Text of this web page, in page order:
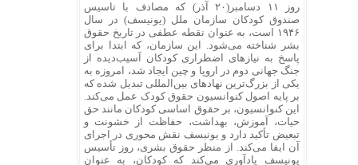
روز ۱۱ دسامبر(۲۰ آذر) که مصادف با تاسیس
صندوق کودکان سازمان ملل (یونیسف) در سال
۱۹۴۶ است، به عنوان نقطه عطفی در تاریخ حقوق
بشر شناخته می‌شود. این سازمان، که ابتدا برای
پاسخ به نیاز‌های اضطراری کودکان آسیب‌دیده از
جنگ جهانی دوم در اروپا و چین ایجاد شد، امروزه به
یکی از بزرگ‌ترین نهاد‌های بین‌المللی تبدیل شده که
بر پایه اصول کنوانسیون حقوق کودک عمل می‌کند.
این کنوانسیون، بر حقوق اساسی کودکان مانند حق
حیات، آموزش، بهداشت، حفاظت از خشونت و
تبعیض تأکید دارد و یونیسف نقش محوری در اجرای
آن ایفا می‌کند. از منظر حقوق بشری، روز تأسیس
یونیسف یادآوری می‌کند که کودکان، به عنوان